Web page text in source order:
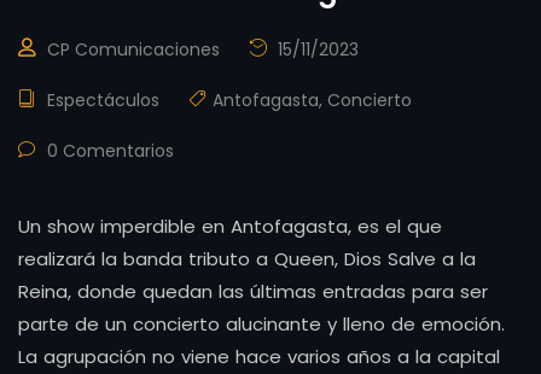
CP Comunicaciones 15/11/2023
Espectáculos Antofagasta, Concierto
0 Comentarios
Un show imperdible en Antofagasta, es el que
realizará la banda tributo a Queen, Dios Salve a la
Reina, donde quedan las últimas entradas para ser
parte de un concierto alucinante y lleno de emoción.
La agrupación no viene hace varios años a la capital